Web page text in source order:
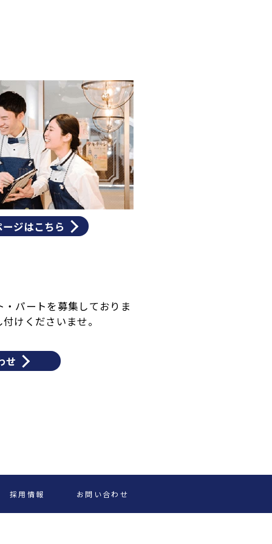
ジはこちら
パートを募集しておりま
けくださいませ。
せ
採用情報 お問い合わせ